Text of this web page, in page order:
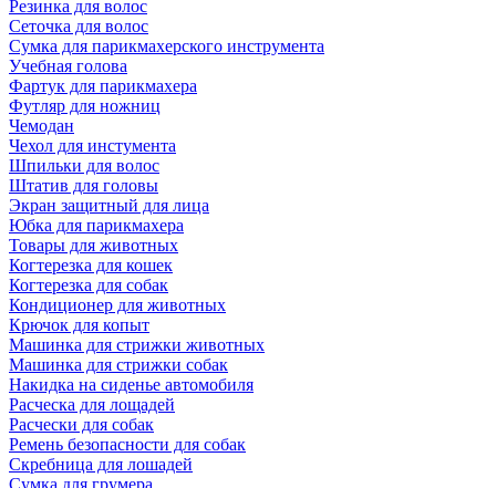
Резинка для волос
Сеточка для волос
Сумка для парикмахерского инструмента
Учебная голова
Фартук для парикмахера
Футляр для ножниц
Чемодан
Чехол для инстумента
Шпильки для волос
Штатив для головы
Экран защитный для лица
Юбка для парикмахера
Товары для животных
Когтерезка для кошек
Когтерезка для собак
Кондиционер для животных
Крючок для копыт
Машинка для стрижки животных
Машинка для стрижки собак
Накидка на сиденье автомобиля
Расческа для лощадей
Расчески для собак
Ремень безопасности для собак
Скребница для лошадей
Сумка для грумера